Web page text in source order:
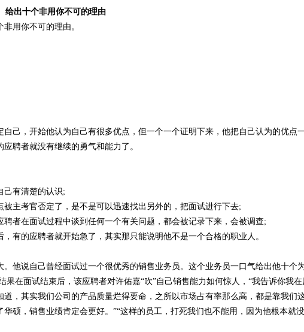
给出十个非用你不可的理由
用你不可的理由。
，开始他认为自己有很多优点，但一个一个证明下来，他把自己认为的优点
聘者就没有继续的勇气和能力了。
有清楚的认识;
考官否定了，是不是可以迅速找出另外的，把面试进行下去;
在面试过程中谈到任何一个有关问题，都会被记录下来，会被调查;
的应聘者就开始急了，其实那只能说明他不是一个合格的职业人。
说自己曾经面试过一个很优秀的销售业务员。这个业务员一口气给出他十个
在面试结束后，该应聘者对许佑嘉“吹”自己销售能力如何惊人，“我告诉你我在
，其实我们公司的产品质量烂得要命，之所以市场占有率那么高，都是靠我们
硕，销售业绩肯定会更好。”“这样的员工，打死我们也不能用，因为他根本就